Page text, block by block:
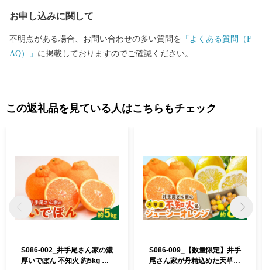
お申し込みに関して
不明点がある場合、お問い合わせの多い質問を 「よくある質問（F
AQ）」 に掲載しておりますのでご確認ください。
この返礼品を見ている人はこちらもチェック
S086-002_井手尾さん家の濃
厚いでぽん 不知火 約5kg 柑
S086-009_【数量限定】井手
尾さん家が丹精込めた天草の